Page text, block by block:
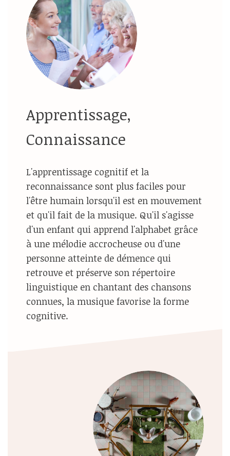
Apprentissage,
Connaissance
L'apprentissage cognitif et la
reconnaissance sont plus faciles pour
l'être humain lorsqu'il est en mouvement
et qu'il fait de la musique. Qu'il s'agisse
d'un enfant qui apprend l'alphabet grâce
à une mélodie accrocheuse ou d'une
personne atteinte de démence qui
retrouve et préserve son répertoire
linguistique en chantant des chansons
connues, la musique favorise la forme
cognitive.